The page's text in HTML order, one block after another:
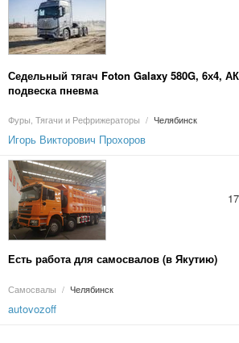
Седельный тягач Foton Galaxy 580G, 6х4,
подвеска пневма
Фуры, Тягачи и Рефрижераторы / Челябинск
Игорь Викторович Прохоров
Есть работа для самосвалов (в Якутию)
Самосвалы / Челябинск
autovozoff